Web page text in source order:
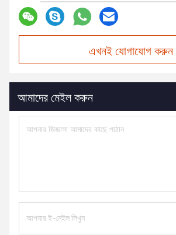
এখনই যোগাযোগ করুন
আমাদের মেইল করুন